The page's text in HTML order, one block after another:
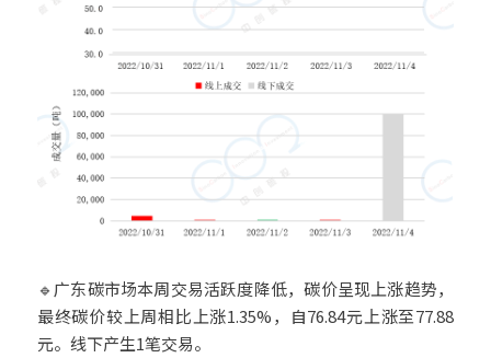
🔹广东碳市场本周交易活跃度降低，碳价呈现上涨趋势，
最终碳价较上周相比上涨1.35%，自76.84元上涨至77.88
元。线下产生1笔交易。